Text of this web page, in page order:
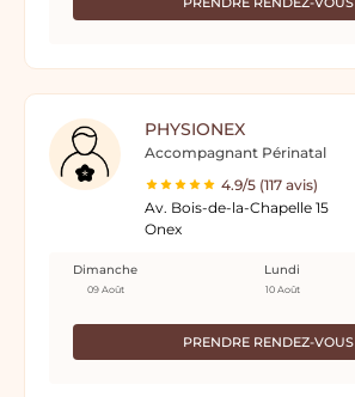
PHYSIONEX
Accompagnant Périnatal
4.9/5 (117 avis)
Av. Bois-de-la-Chapelle 15
Onex
PRENDRE RENDEZ-VOUS
Dimanche
09 Août
Lundi
10 Août